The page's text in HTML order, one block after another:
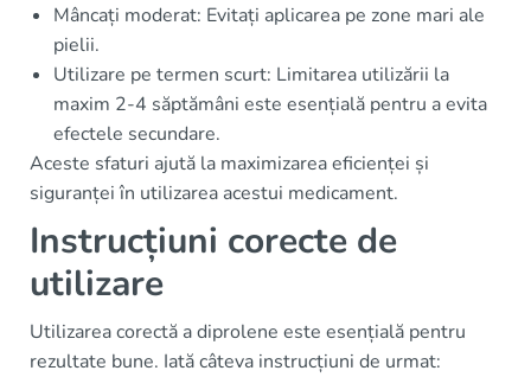
Mâncați moderat: Evitați aplicarea pe zone mari ale
pielii.
Utilizare pe termen scurt: Limitarea utilizării la
maxim 2-4 săptămâni este esențială pentru a evita
efectele secundare.
Aceste sfaturi ajută la maximizarea eficienței și
siguranței în utilizarea acestui medicament.
Instrucțiuni corecte de
utilizare
Utilizarea corectă a diprolene este esențială pentru
rezultate bune. Iată câteva instrucțiuni de urmat: